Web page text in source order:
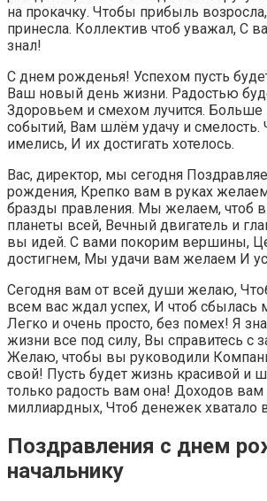
на прокачку. Чтобы прибыль
принесла. Коллектив чтоб уважал, С
знал!
С днем рожденья! Успехом пусть
Ваш новый день жизни. Радостью
Здоровьем и смехом лучится. Больше
событий, Вам шлём удачу и
имелись, И их достигать хотелось.
Вас, директор, мы сегодня
рождения, Крепко вам в руках
бразды правления. Мы желаем, чтоб
планеты всей, Вечный двигатель и
вы идей. С вами покорим вершины,
достигнем, Мы удачи вам желаем И
Сегодня вам от всей души желаю,
всем вас ждал успех, И чтоб сбылась
Легко и очень просто, без помех! Я
жизни все под силу, Вы справитесь с
Желаю, чтобы вы руководили
свой! Пусть будет жизнь красивой и
только радость вам она! Доходов
миллиардных, Чтоб денежек хватало
Поздравления с днем
начальнику